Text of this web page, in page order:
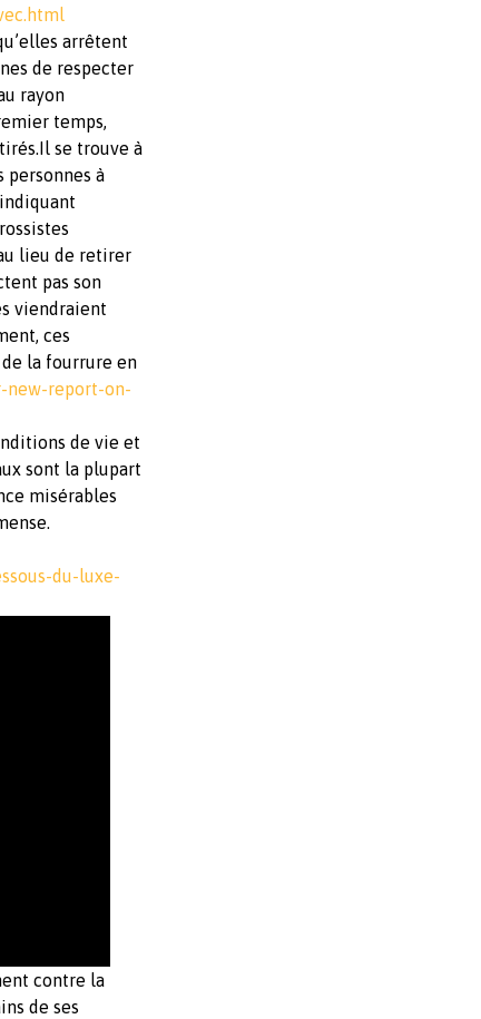
arrêtent
de respecter
rayon
temps,
se trouve à
personnes à
lieu de retirer
pas son
viendraient
ces
la fourrure en
new-report-on-
de vie et
sont la plupart
misérables
du-luxe-
contre la
de ses